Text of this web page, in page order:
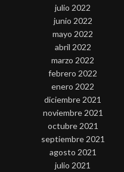
julio 2022
junio 2022
mayo 2022
abril 2022
marzo 2022
febrero 2022
enero 2022
diciembre 2021
noviembre 2021
octubre 2021
septiembre 2021
agosto 2021
julio 2021